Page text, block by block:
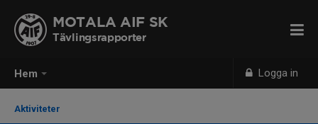
Hem Logga in
MOTALA AIF SK
Tävlingsrapporter
Aktiviteter